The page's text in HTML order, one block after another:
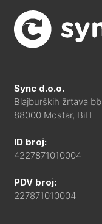
Sync d.o.o.
Blajburških žrtava bb
88000 Mostar, BiH
ID broj:
4227871010004
PDV broj:
227871010004